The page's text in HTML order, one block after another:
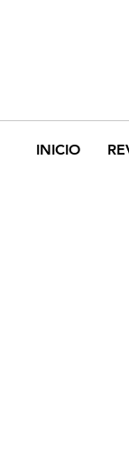
INICIO